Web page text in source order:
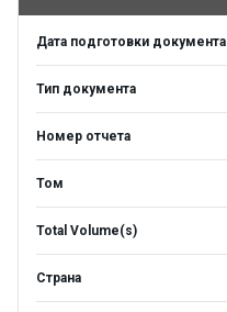
Дата подготовки документа
Тип документа
Номер отчета
Том
Total Volume(s)
Страна